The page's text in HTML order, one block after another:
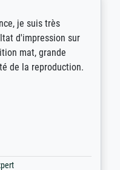
irréprochable.
des thèmes
des
réajustement des
clientèle parfaite.